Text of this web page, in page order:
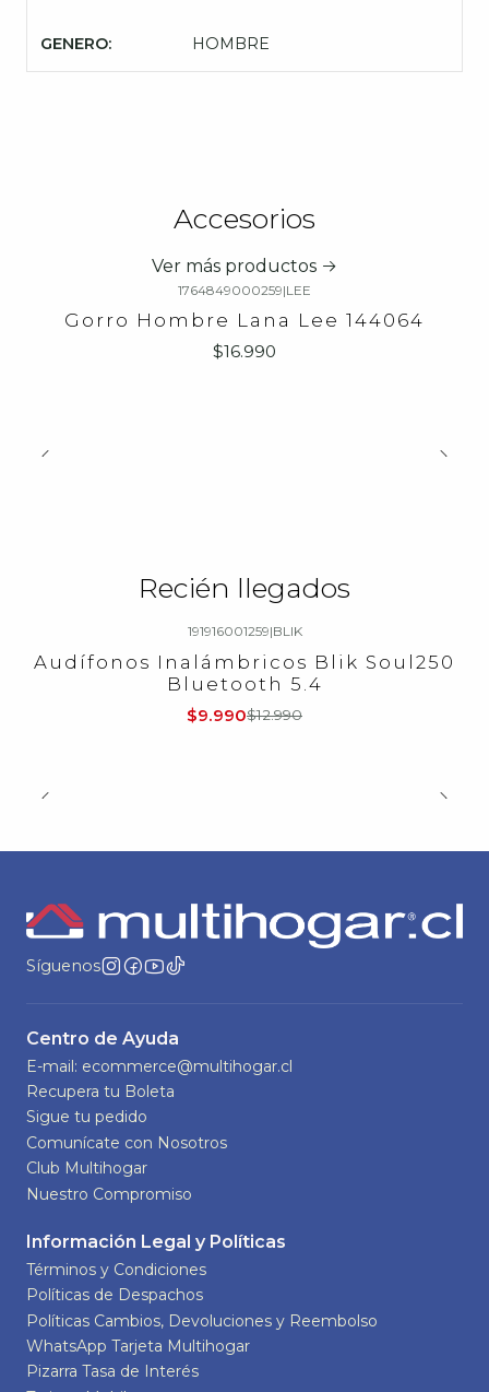
GENERO: HOMBRE
Accesorios
Ver más productos
1764849000259|LEE
Gorro Hombre Lana Lee 144064
$16.990
Recién llegados
-23%OFF
191916001259|BLIK
Audífonos Inalámbricos Blik Soul250
Bluetooth 5.4
$9.990$12.990
Síguenos
Centro de Ayuda
E-mail: ecommerce@multihogar.cl
Recupera tu Boleta
Sigue tu pedido
Comunícate con Nosotros
Club Multihogar
Nuestro Compromiso
Información Legal y Políticas
Términos y Condiciones
Políticas de Despachos
Políticas Cambios, Devoluciones y Reembolso
WhatsApp Tarjeta Multihogar
Pizarra Tasa de Interés